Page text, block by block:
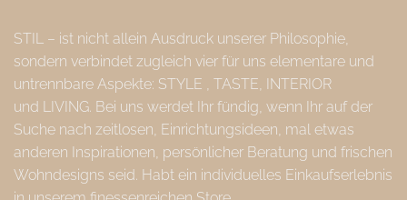
STIL – ist nicht allein Ausdruck unserer Philosophie,
sondern verbindet zugleich vier für uns elementare und
untrennbare Aspekte: STYLE , TASTE, INTERIOR
und LIVING. Bei uns werdet Ihr fündig, wenn Ihr auf der
Suche nach zeitlosen, Einrichtungsideen, mal etwas
anderen Inspirationen, persönlicher Beratung und frischen
Wohndesigns seid. Habt ein individuelles Einkaufserlebnis